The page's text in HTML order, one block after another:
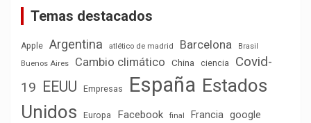
Temas destacados
Apple Argentina atlético de madrid Barcelona
Brasil
Buenos Aires
Cambio climático China ciencia
Covid-
19 EEUU Empresas España Estados
Unidos
Europa Facebook final Francia google